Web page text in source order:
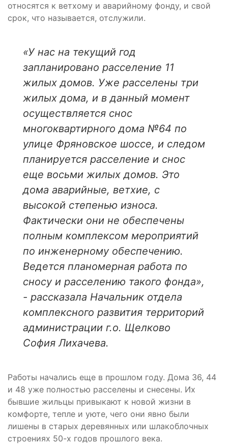
относятся к ветхому и аварийному фонду, и свой
срок, что называется, отслужили.
«У нас на текущий год
запланировано расселение 11
жилых домов. Уже расселены три
жилых дома, и в данный момент
осуществляется снос
многоквартирного дома №64 по
улице Фряновское шоссе, и следом
планируется расселение и снос
еще восьми жилых домов. Это
дома аварийные, ветхие, с
высокой степенью износа.
Фактически они не обеспечены
полным комплексом мероприятий
по инженерному обеспечению.
Ведется планомерная работа по
сносу и расселению такого фонда»,
- рассказала Начальник отдела
комплексного развития территорий
администрации г.о. Щелково
София Лихачева.
Работы начались еще в прошлом году. Дома 36, 44
и 48 уже полностью расселены и снесены. Их
бывшие жильцы привыкают к новой жизни в
комфорте, тепле и уюте, чего они явно были
лишены в старых деревянных или шлакоблочных
строениях 50-х годов прошлого века.